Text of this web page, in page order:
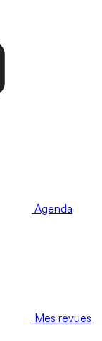
Agenda
Mes revues